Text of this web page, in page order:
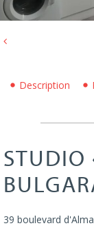
Description
STUDIO
39 boulevard